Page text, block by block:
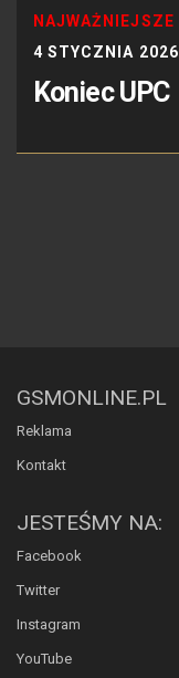
NAJWAŻNIEJSZE
4 STYCZNIA 2026
Koniec UPC
GSMONLINE.PL
Reklama
Kontakt
JESTEŚMY NA:
Facebook
Twitter
Instagram
YouTube